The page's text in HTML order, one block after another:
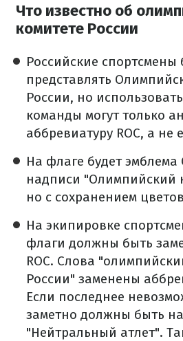
Что известно об
комитете России
Российские спортсмены
представлять
России, но
команды могут только
аббревиатуру ROC, а
На флаге будет эмблема
надписи "Олимпийский
но с сохранением
На экипировке
флаги должны быть
ROC. Слова
России" заменены
Если последнее
заметно должны быть
"Нейтральный атлет".